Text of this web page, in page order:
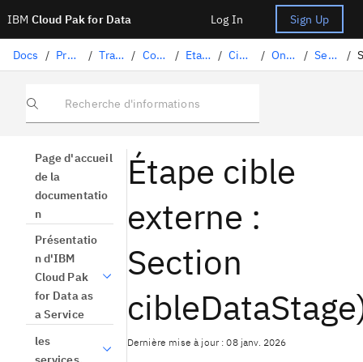
IBM Cloud Pak for Data Log In Sign Up
Docs / Préparation des données / Transformation de données avec DataStage / Conception des flux / Etapes DataStage / Cible externe / Onglet Entrée / Section des propriétés du lien d'entrée /
Recherche d'informations
Page d'accueil
de la
documentatio
n
Présentatio
n d'IBM
Cloud Pak
for Data as
a Service
les
Étape cible
externe :
Section
Dernière mise à jour : 08 janv. 2026